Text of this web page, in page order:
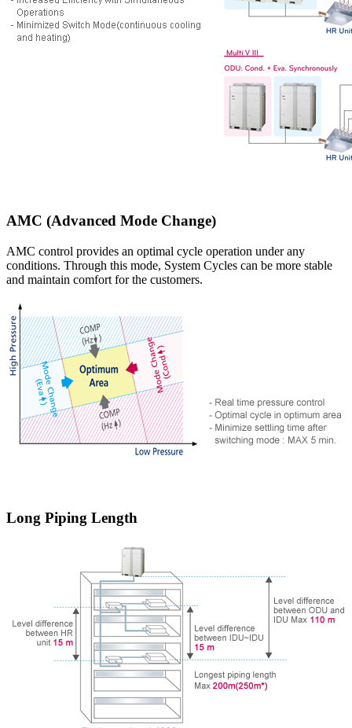
AMC (Advanced Mode Change)
AMC control provides an optimal cycle operation under any
conditions. Through this mode, System Cycles can be more stable
and maintain comfort for the customers.
Long Piping Length